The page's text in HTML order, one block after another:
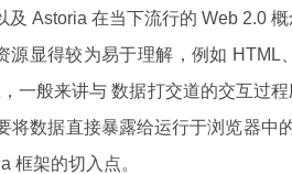
Astoria 在当下流行的 Web 2.0
显得较为易于理解，例如 HTML
一般来讲与 数据打交道的交互过
数据直接暴露给运行于浏览器中
框架的切入点。